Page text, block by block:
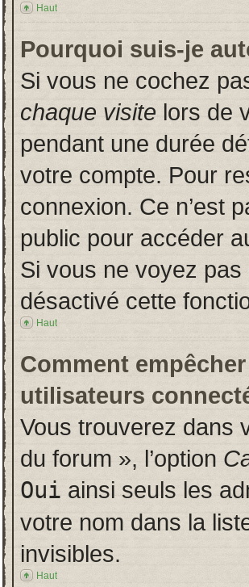
Haut
Pourquoi suis-je
Si vous ne cochez
chaque visite lors de
pendant une durée
votre compte. Pour
connexion. Ce n’est
public pour accéder
Si vous ne voyez pas
désactivé cette
Haut
Comment
utilisateurs
Vous trouverez dans
du forum », l’option
Oui ainsi seuls les
votre nom dans la
invisibles.
Haut